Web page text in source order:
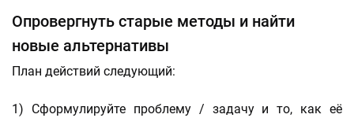
Опровергнуть старые методы и найти
новые альтернативы
План действий следующий:
1) Сформулируйте проблему / задачу и то, как её